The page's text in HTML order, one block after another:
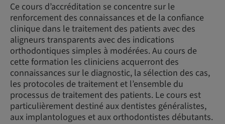
Ce cours d’accréditation se concentre sur le
renforcement des connaissances et de la confiance
clinique dans le traitement des patients avec des
aligneurs transparents avec des indications
orthodontiques simples à modérées. Au cours de
cette formation les cliniciens acquerront des
connaissances sur le diagnostic, la sélection des cas,
les protocoles de traitement et l’ensemble du
processus de traitement des patients. Le cours est
particulièrement destiné aux dentistes généralistes,
aux implantologues et aux orthodontistes débutants.